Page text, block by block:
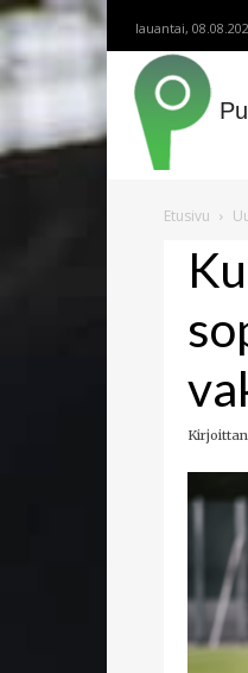
lauantai,
Etusivu